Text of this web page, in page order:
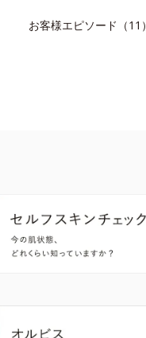
お客様エピソード（11）